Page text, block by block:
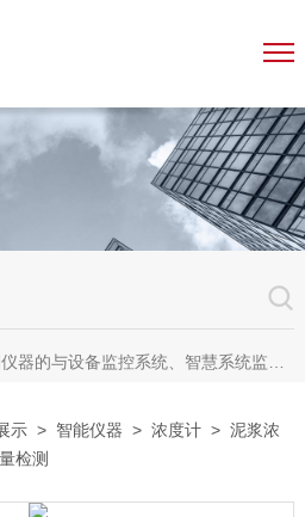
智慧系统监测平台、智慧管网监测系统、园区安全生产与消防安全一体化系统
示 > 智能仪器 >浓度计 > 泥浆浓
检测